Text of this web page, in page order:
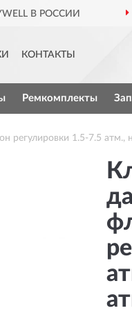
В РОССИИ
КОНТАКТЫ
Ремкомплекты
регулировки 1.5-7.5 атм.,